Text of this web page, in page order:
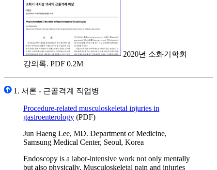
2020년 소화기학회
강의록. PDF 0.2M
1. 서론 - 근골격계 직업병
Procedure-related musculoskeletal injuries in
gastroenterology (PDF)
Jun Haeng Lee, MD. Department of Medicine,
Samsung Medical Center, Seoul, Korea
Endoscopy is a labor-intensive work not only mentally
but also physically. Musculoskeletal pain and injuries